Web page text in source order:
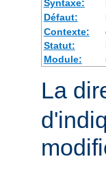
Syntaxe:
Défaut:
Contexte:
Statut:
Module:
La